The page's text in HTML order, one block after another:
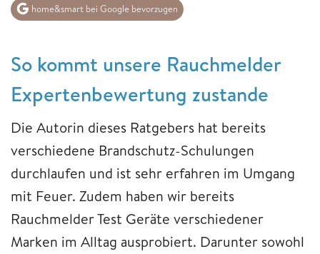
home&smart bei Google bevorzugen
So kommt unsere Rauchmelder
Expertenbewertung zustande
Die Autorin dieses Ratgebers hat bereits
verschiedene Brandschutz-Schulungen
durchlaufen und ist sehr erfahren im Umgang
mit Feuer. Zudem haben wir bereits
Rauchmelder Test Geräte verschiedener
Marken im Alltag ausprobiert. Darunter sowohl